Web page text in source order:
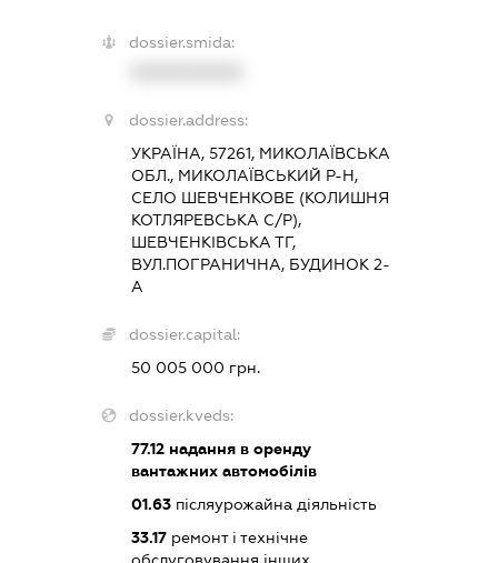
dossier.smida:
dossier.address:
УКРАЇНА, 57261, МИКОЛАЇВСЬКА
ОБЛ., МИКОЛАЇВСЬКИЙ Р-Н,
СЕЛО ШЕВЧЕНКОВЕ (КОЛИШНЯ
КОТЛЯРЕВСЬКА С/Р),
ШЕВЧЕНКІВСЬКА ТГ,
ВУЛ.ПОГРАНИЧНА, БУДИНОК 2-
А
dossier.capital:
50 005 000 грн.
dossier.kveds:
77.12 надання в оренду
вантажних автомобілів
01.63 післяурожайна діяльність
33.17 ремонт і технічне